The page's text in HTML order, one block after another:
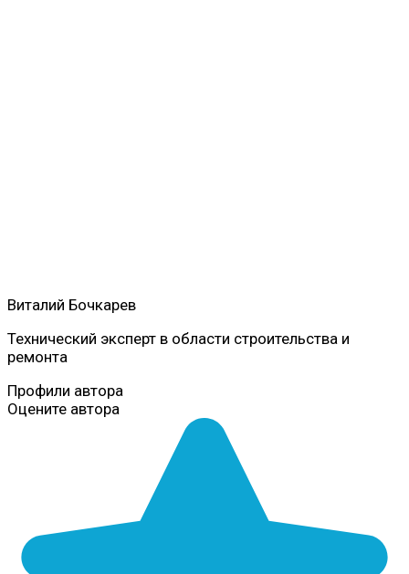
Виталий Бочкарев
Технический эксперт в области строительства и
ремонта
Профили автора
Оцените автора